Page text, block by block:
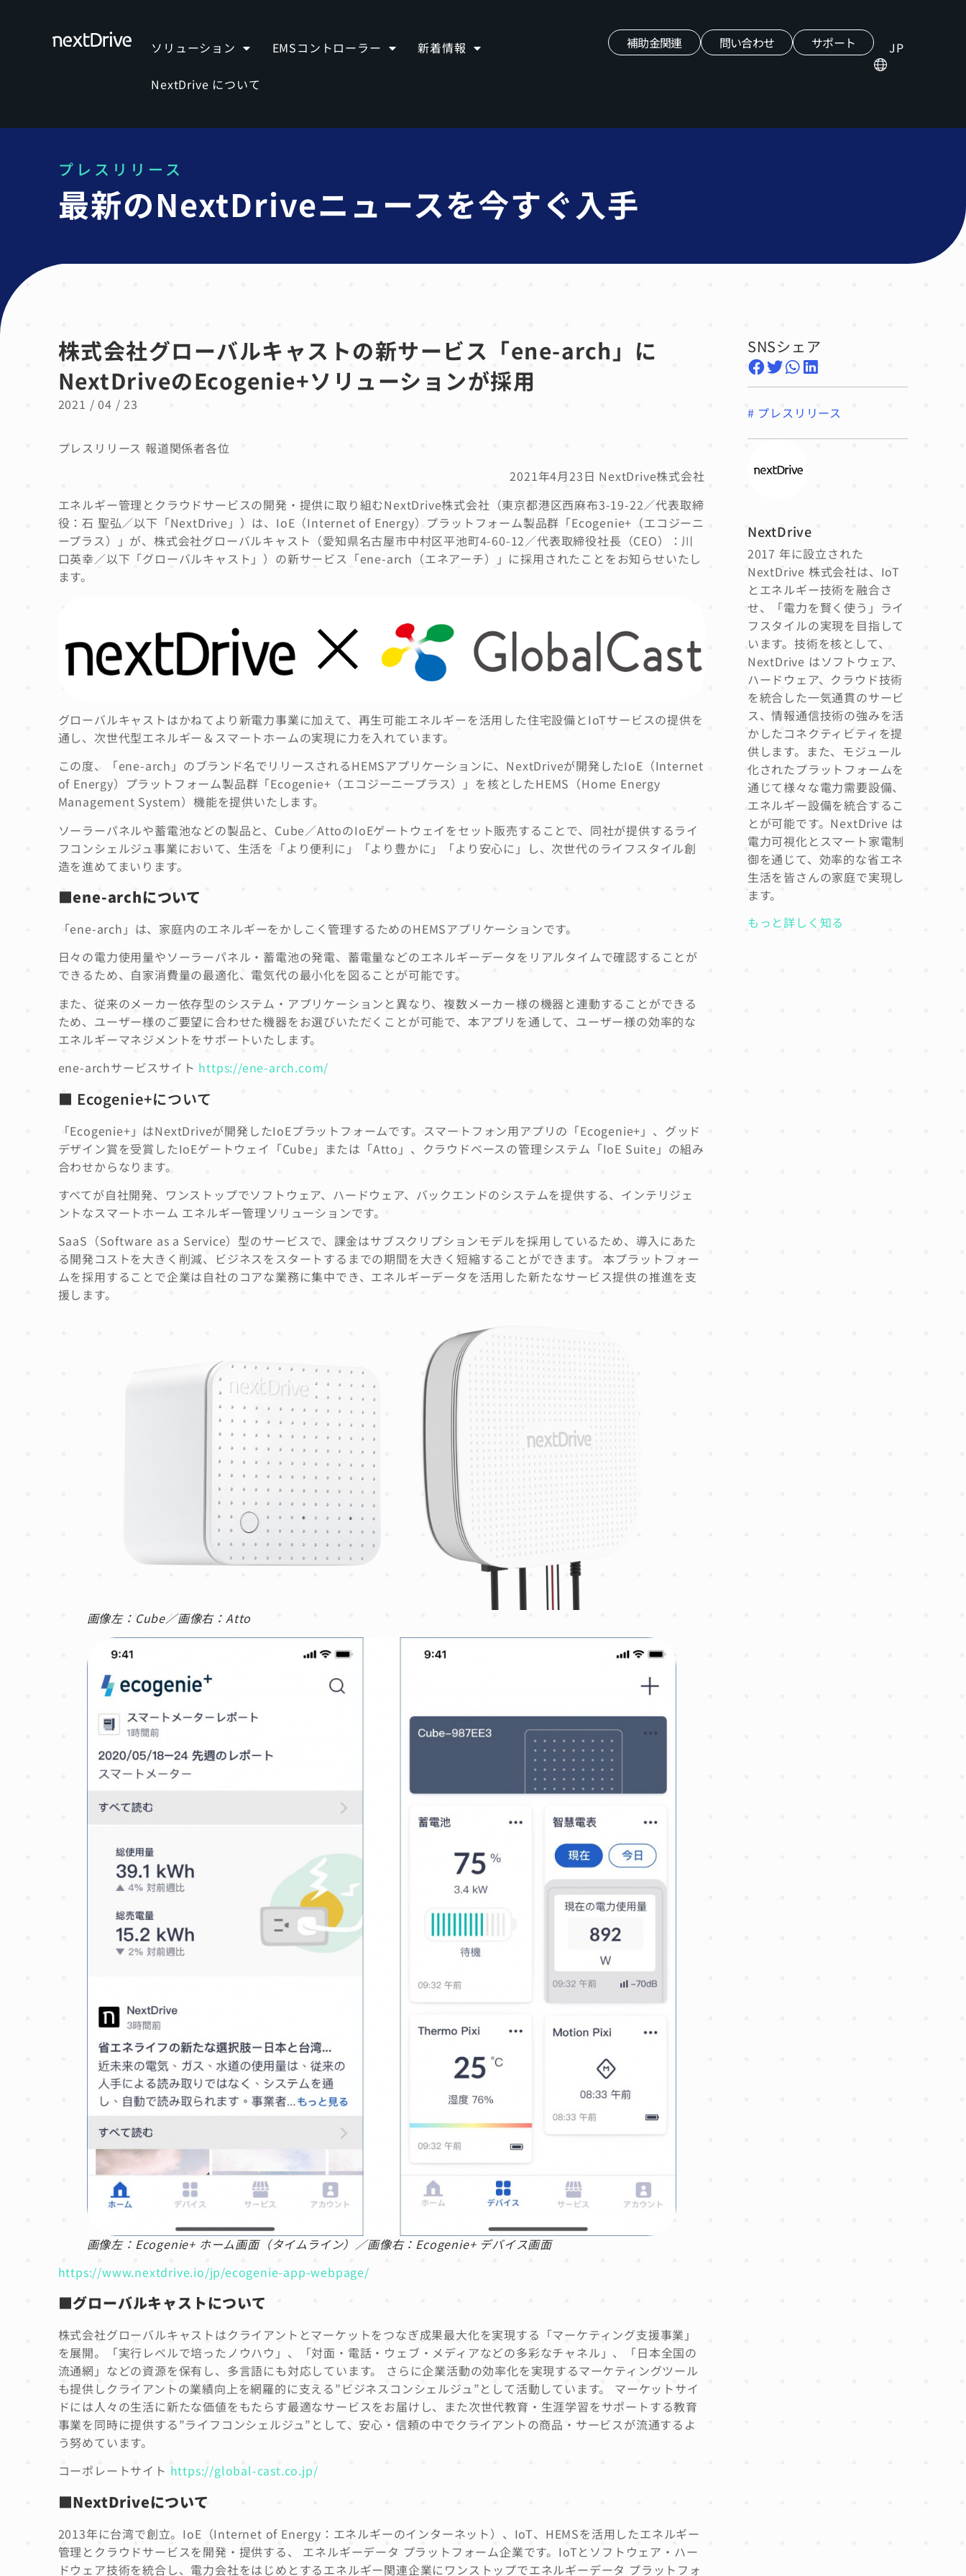
ソリューション EMSコントローラー 新着情報
NextDrive について
補助金関連 問い合わせ サポート JP
プレスリリース
最新のNextDriveニュースを今すぐ入手
株式会社グローバルキャストの新サービス「ene-arch」に
NextDriveのEcogenie+ソリューションが採用
2021 / 04 / 23
プレスリリース 報道関係者各位
2021年4月23日 NextDrive株式会社
エネルギー管理とクラウドサービスの開発・提供に取り組むNextDrive株式会社（東京都港区西麻布3-19-22／代表取締
役：石 聖弘／以下「NextDrive」）は、IoE（Internet of Energy）プラットフォーム製品群「Ecogenie+（エコジーニ
ープラス）」が、株式会社グローバルキャスト（愛知県名古屋市中村区平池町4-60-12／代表取締役社長（CEO）：川
口英幸／以下「グローバルキャスト」）の新サービス「ene-arch（エネアーチ）」に採用されたことをお知らせいたし
ます。
グローバルキャストはかねてより新電力事業に加えて、再生可能エネルギーを活用した住宅設備とIoTサービスの提供を
通し、次世代型エネルギー＆スマートホームの実現に力を入れています。
この度、「ene-arch」のブランド名でリリースされるHEMSアプリケーションに、NextDriveが開発したIoE（Internet
of Energy）プラットフォーム製品群「Ecogenie+（エコジーニープラス）」を核としたHEMS（Home Energy
Management System）機能を提供いたします。
ソーラーパネルや蓄電池などの製品と、Cube／AttoのIoEゲートウェイをセット販売することで、同社が提供するライ
フコンシェルジュ事業において、生活を「より便利に」「より豊かに」「より安心に」し、次世代のライフスタイル創
造を進めてまいります。
■ene-archについて
「ene-arch」は、家庭内のエネルギーをかしこく管理するためのHEMSアプリケーションです。
日々の電力使用量やソーラーパネル・蓄電池の発電、蓄電量などのエネルギーデータをリアルタイムで確認することが
できるため、自家消費量の最適化、電気代の最小化を図ることが可能です。
また、従来のメーカー依存型のシステム・アプリケーションと異なり、複数メーカー様の機器と連動することができる
ため、ユーザー様のご要望に合わせた機器をお選びいただくことが可能で、本アプリを通して、ユーザー様の効率的な
エネルギーマネジメントをサポートいたします。
ene-archサービスサイト https://ene-arch.com/
■ Ecogenie+について
「Ecogenie+」はNextDriveが開発したIoEプラットフォームです。スマートフォン用アプリの「Ecogenie+」、グッド
デザイン賞を受賞したIoEゲートウェイ「Cube」または「Atto」、クラウドベースの管理システム「IoE Suite」の組み
合わせからなります。
すべてが自社開発、ワンストップでソフトウェア、ハードウェア、バックエンドのシステムを提供する、インテリジェ
ントなスマートホーム エネルギー管理ソリューションです。
SaaS（Software as a Service）型のサービスで、課金はサブスクリプションモデルを採用しているため、導入にあた
る開発コストを大きく削減、ビジネスをスタートするまでの期間を大きく短縮することができます。 本プラットフォー
ムを採用することで企業は自社のコアな業務に集中でき、エネルギーデータを活用した新たなサービス提供の推進を支
援します。
画像左：Cube／画像右：Atto
画像左：Ecogenie+ ホーム画面（タイムライン）／画像右：Ecogenie+ デバイス画面
https://www.nextdrive.io/jp/ecogenie-app-webpage/
■グローバルキャストについて
株式会社グローバルキャストはクライアントとマーケットをつなぎ成果最大化を実現する「マーケティング支援事業」
を展開。「実行レベルで培ったノウハウ」、「対面・電話・ウェブ・メディアなどの多彩なチャネル」、「日本全国の
流通網」などの資源を保有し、多言語にも対応しています。 さらに企業活動の効率化を実現するマーケティングツール
も提供しクライアントの業績向上を網羅的に支える”ビジネスコンシェルジュ”として活動しています。 マーケットサイ
ドには人々の生活に新たな価値をもたらす最適なサービスをお届けし、また次世代教育・生涯学習をサポートする教育
事業を同時に提供する”ライフコンシェルジュ”として、安心・信頼の中でクライアントの商品・サービスが流通するよ
う努めています。
コーポレートサイト https://global-cast.co.jp/
■NextDriveについて
2013年に台湾で創立。IoE（Internet of Energy：エネルギーのインターネット）、IoT、HEMSを活用したエネルギー
管理とクラウドサービスを開発・提供する、 エネルギーデータ プラットフォーム企業です。IoTとソフトウェア・ハー
ドウェア技術を統合し、電力会社をはじめとするエネルギー関連企業にワンストップでエネルギーデータ プラットフォ
SNSシェア
# プレスリリース
NextDrive
2017 年に設立された
NextDrive 株式会社は、IoT
とエネルギー技術を融合さ
せ、「電力を賢く使う」ライ
フスタイルの実現を目指して
います。技術を核として、
NextDrive はソフトウェア、
ハードウェア、クラウド技術
を統合した一気通貫のサービ
ス、情報通信技術の強みを活
かしたコネクティビティを提
供します。また、モジュール
化されたプラットフォームを
通じて様々な電力需要設備、
エネルギー設備を統合するこ
とが可能です。NextDrive は
電力可視化とスマート家電制
御を通じて、効率的な省エネ
生活を皆さんの家庭で実現し
ます。
もっと詳しく知る